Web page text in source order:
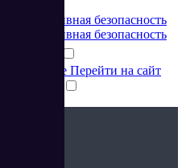
Корпоративная безопасность
Корпоративная безопасность
Подробнее Перейти на сайт